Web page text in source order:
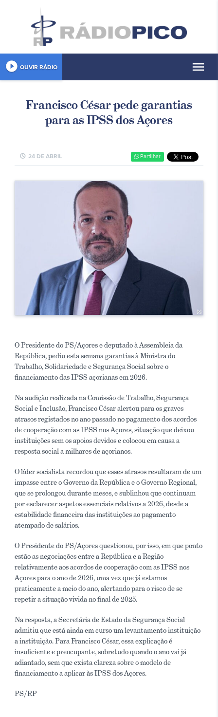
play_circle_filled OUVIR RÁDIO menu
Francisco César pede garantias
para as IPSS dos Açores
schedule 24 DE ABRIL Partilhar
O Presidente do PS/Açores e deputado à Assembleia da
República, pediu esta semana garantias à Ministra do
Trabalho, Solidariedade e Segurança Social sobre o
financiamento das IPSS açorianas em 2026.
Na audição realizada na Comissão de Trabalho, Segurança
Social e Inclusão, Francisco César alertou para os graves
atrasos registados no ano passado no pagamento dos acordos
de cooperação com as IPSS nos Açores, situação que deixou
instituições sem os apoios devidos e colocou em causa a
resposta social a milhares de açorianos.
O líder socialista recordou que esses atrasos resultaram de um
impasse entre o Governo da República e o Governo Regional,
que se prolongou durante meses, e sublinhou que continuam
por esclarecer aspetos essenciais relativos a 2026, desde a
estabilidade financeira das instituições ao pagamento
atempado de salários.
O Presidente do PS/Açores questionou, por isso, em que ponto
estão as negociações entre a República e a Região
relativamente aos acordos de cooperação com as IPSS nos
Açores para o ano de 2026, uma vez que já estamos
praticamente a meio do ano, alertando para o risco de se
repetir a situação vivida no final de 2025.
Na resposta, a Secretária de Estado da Segurança Social
admitiu que está ainda em curso um levantamento instituição
a instituição. Para Francisco César, essa explicação é
insuficiente e preocupante, sobretudo quando o ano vai já
adiantado, sem que exista clareza sobre o modelo de
financiamento a aplicar às IPSS dos Açores.
PS/RP